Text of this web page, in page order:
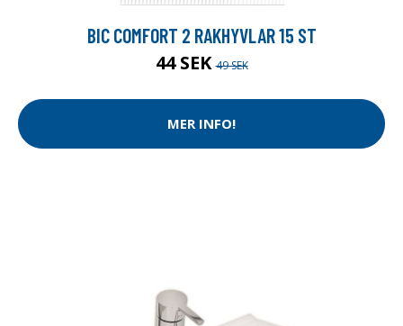
BIC COMFORT 2 RAKHYVLAR 15 ST
44 SEK49 SEK
MER INFO!